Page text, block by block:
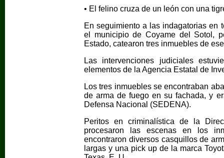
• El felino cruza de un león con una
En seguimiento a las indagatorias en
el municipio de Coyame del Sotol,
Estado, catearon tres inmuebles de
Las intervenciones judiciales
elementos de la Agencia Estatal de
Los tres inmuebles se encontraban
de arma de fuego en su fachada, y
Defensa Nacional (SEDENA).
Peritos en criminalística de la
procesaron las escenas en los
encontraron diversos casquillos de
largas y una pick up de la marca